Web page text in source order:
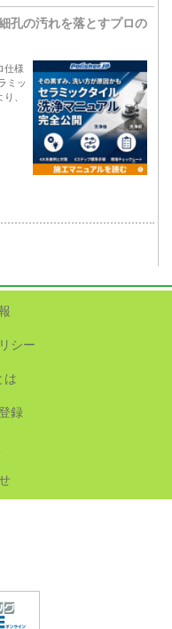
孔の汚れを落とすプロの
仕様
ミッ
、
シー
は
録